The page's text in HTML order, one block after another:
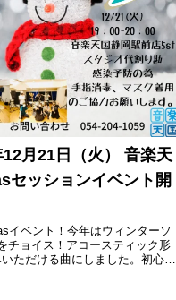
月21日（火） 音楽天
セッションイベント開
イベント！今年はウィンターソ
チョイス！アコースティック形
ただける曲にしました。初心者